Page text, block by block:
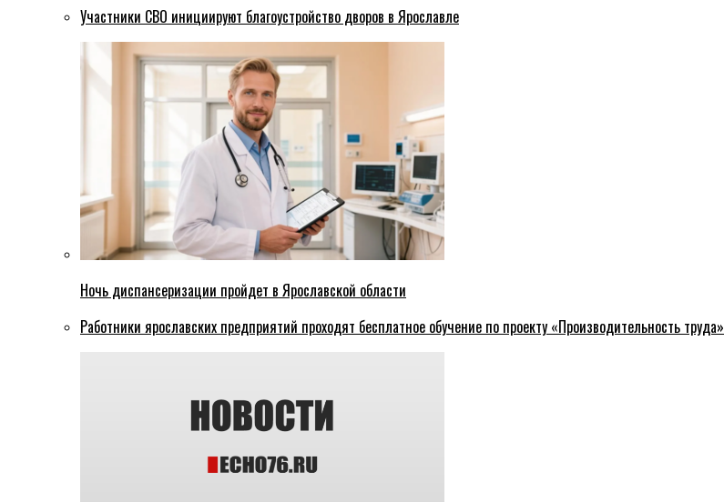
Участники СВО инициируют благоустройство дворов в Ярославле
Ночь диспансеризации пройдет в Ярославской области
Работники ярославских предприятий проходят бесплатное обучение по проекту «Производительность труда»